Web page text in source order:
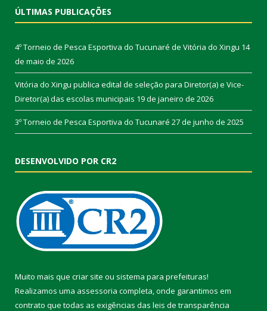
ÚLTIMAS PUBLICAÇÕES
4º Torneio de Pesca Esportiva do Tucunaré de Vitória do Xingu 14
de maio de 2026
Vitória do Xingu publica edital de seleção para Diretor(a) e Vice-
Diretor(a) das escolas municipais 19 de janeiro de 2026
3º Torneio de Pesca Esportiva do Tucunaré 27 de junho de 2025
DESENVOLVIDO POR CR2
Muito mais que criar site ou sistema para prefeituras!
Realizamos uma assessoria completa, onde garantimos em
contrato que todas as exigências das leis de transparência